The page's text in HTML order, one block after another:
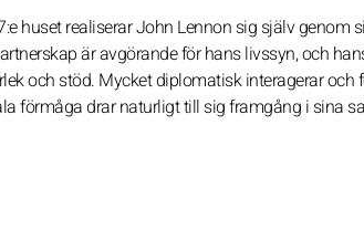
huset realiserar John Lennon sig själv
är avgörande för hans livssyn, och
och stöd. Mycket diplomatisk interagerar
förmåga drar naturligt till sig framgång i sina